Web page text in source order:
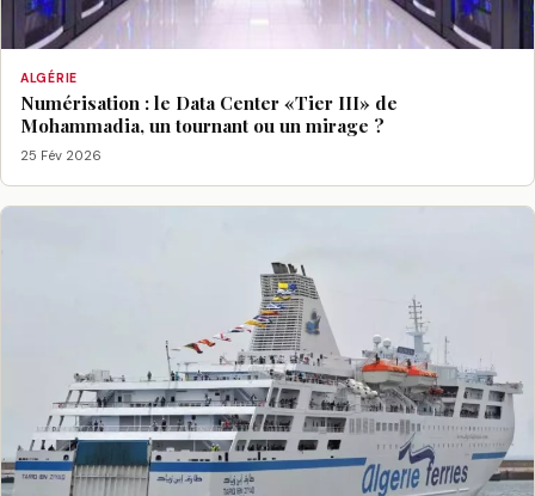
ALGÉRIE
Numérisation : le Data Center «Tier III» de
Mohammadia, un tournant ou un mirage ?
25 Fév 2026